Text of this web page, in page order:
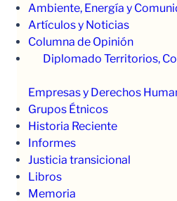
Ambiente, Energía y
Artículos y Noticias
Columna de Opinión
Diplomado Territorios,
Empresas y Derechos
Grupos Étnicos
Historia Reciente
Informes
Justicia transicional
Libros
Memoria